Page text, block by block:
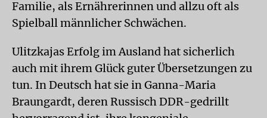
Familie, als Ernährerinnen und allzu oft als
Spielball männlicher Schwächen.
Ulitzkajas Erfolg im Ausland hat sicherlich
auch mit ihrem Glück guter Übersetzungen zu
tun. In Deutsch hat sie in Ganna-Maria
Braungardt, deren Russisch DDR-gedrillt